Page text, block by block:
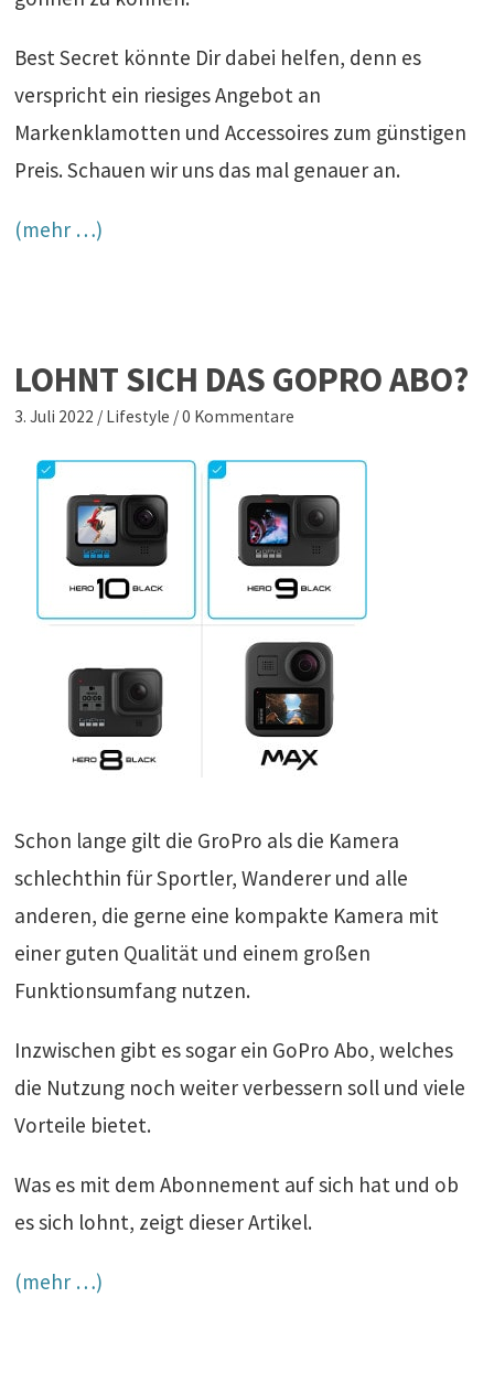
Best Secret könnte Dir dabei helfen, denn es
verspricht ein riesiges Angebot an
Markenklamotten und Accessoires zum günstigen
Preis. Schauen wir uns das mal genauer an.
(mehr …)
LOHNT SICH DAS GOPRO ABO?
3. Juli 2022 / Lifestyle /0 Kommentare
Schon lange gilt die GroPro als die Kamera
schlechthin für Sportler, Wanderer und alle
anderen, die gerne eine kompakte Kamera mit
einer guten Qualität und einem großen
Funktionsumfang nutzen.
Inzwischen gibt es sogar ein GoPro Abo, welches
die Nutzung noch weiter verbessern soll und viele
Vorteile bietet.
Was es mit dem Abonnement auf sich hat und ob
es sich lohnt, zeigt dieser Artikel.
(mehr …)